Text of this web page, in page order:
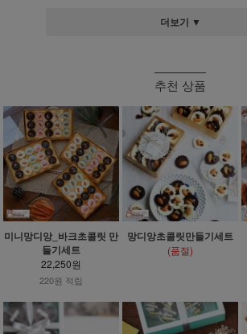
더보기 ▼
추천 상품
미니망디앙_바크초콜릿 만
들기세트
22,250원
220원 적립
망디앙초콜릿만들기세트
(품절)